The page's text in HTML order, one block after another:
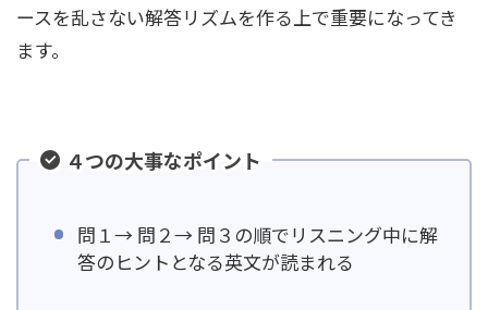
ースを乱さない解答リズムを作る上で重要になってき
ます。
４つの大事なポイント
問１→ 問２→ 問３の順でリスニング中に解
答のヒントとなる英文が読まれる